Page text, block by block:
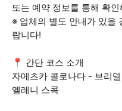
또는 예약 정보를 통해 확인
※ 업체의 별도 안내가 있을
랍니다!
📍 간단 코스 소개
자메츠카 콜로나다 - 브리
옐레니 스콕